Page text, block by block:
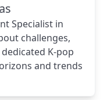
Specialist in
challenges,
K-pop
and trends